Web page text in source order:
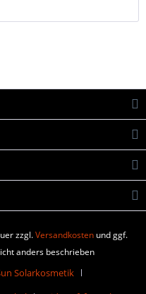
zzgl.Versandkosten und ggf.
anders beschrieben
Solarkosmetik